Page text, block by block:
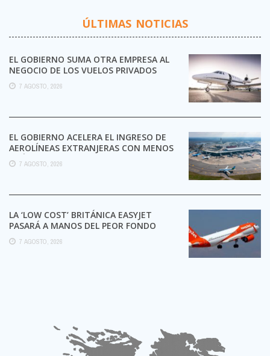
ÚLTIMAS NOTICIAS
EL GOBIERNO SUMA OTRA EMPRESA AL
NEGOCIO DE LOS VUELOS PRIVADOS
7 AGOSTO, 2026
EL GOBIERNO ACELERA EL INGRESO DE
AEROLÍNEAS EXTRANJERAS CON MENOS
TRÁMITES
7 AGOSTO, 2026
LA ‘LOW COST’ BRITÁNICA EASYJET
PASARÁ A MANOS DEL PEOR FONDO
POSIBLE:
7 AGOSTO, 2026